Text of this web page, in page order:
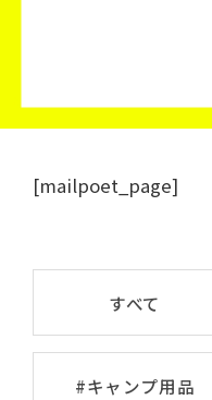
[mailpoet_page]
すべて
#キャンプ用品